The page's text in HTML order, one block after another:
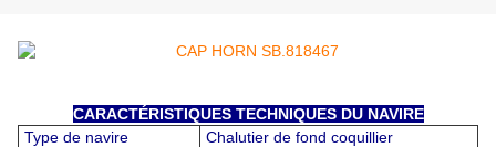
CARACTÉRISTIQUES TECHNIQUES DU NAVIRE
Type de navire
Chalutier de fond coquillier